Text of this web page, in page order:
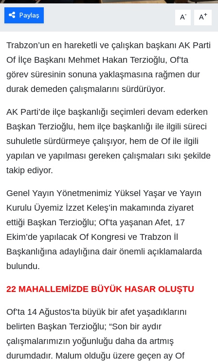
Paylaş A- A+
Trabzon’un en hareketli ve çalışkan başkanı AK Parti
Of İlçe Başkanı Mehmet Hakan Terzioğlu, Of’ta
görev süresinin sonuna yaklaşmasına rağmen dur
durak demeden çalışmalarını sürdürüyor.
AK Parti’de ilçe başkanlığı seçimleri devam ederken
Başkan Terzioğlu, hem ilçe başkanlığı ile ilgili süreci
suhuletle sürdürmeye çalışıyor, hem de Of ile ilgili
yapılan ve yapılması gereken çalışmaları sıkı şekilde
takip ediyor.
Genel Yayın Yönetmenimiz Yüksel Yaşar ve Yayın
Kurulu Üyemiz İzzet Keleş’in makamında ziyaret
ettiği Başkan Terzioğlu; Of’ta yaşanan Afet, 17
Ekim’de yapılacak Of Kongresi ve Trabzon İl
Başkanlığına adaylığına dair önemli açıklamalarda
bulundu.
22 MAHALLEMİZDE BÜYÜK HASAR OLUŞTU
Of’ta 14 Ağustos’ta büyük bir afet yaşadıklarını
belirten Başkan Terzioğlu; “Son bir aydır
çalışmalarımızın yoğunluğu daha da artmış
durumdadır. Malum olduğu üzere geçen ay Of